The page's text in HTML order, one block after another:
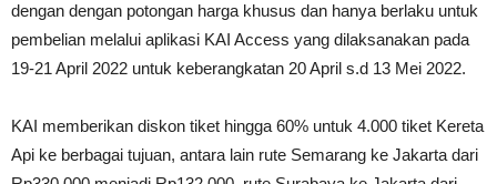
dengan dengan potongan harga khusus dan hanya berlaku untuk
pembelian melalui aplikasi KAI Access yang dilaksanakan pada
19-21 April 2022 untuk keberangkatan 20 April s.d 13 Mei 2022.
KAI memberikan diskon tiket hingga 60% untuk 4.000 tiket Kereta
Api ke berbagai tujuan, antara lain rute Semarang ke Jakarta dari